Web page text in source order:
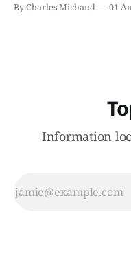
victimes aurait été
By Charles Michaud 01
Information